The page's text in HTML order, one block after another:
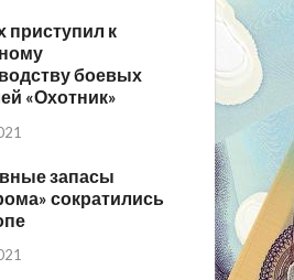
приступил к
боевых
«Охотник»
запасы
сократились